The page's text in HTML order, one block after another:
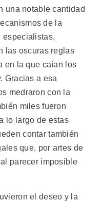
una notable cantidad
de la
especialistas,
las oscuras reglas
en la que caían los
Gracias a esa
medraron con la
miles fueron
lo largo de estas
contar también
que, por artes de
parecer imposible
el deseo y la